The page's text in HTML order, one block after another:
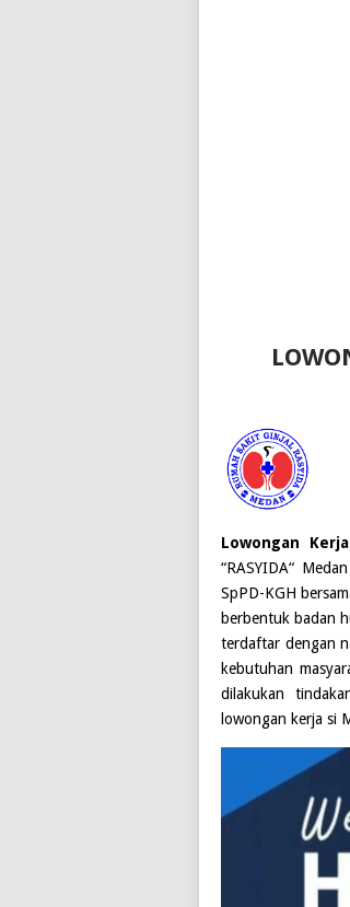
Lowongan
“RASYIDA“
SpPD-KGH
berbentuk badan
terdaftar dengan
kebutuhan
dilakukan
lowongan kerja si